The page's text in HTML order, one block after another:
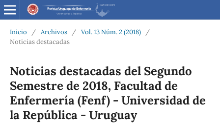
Inicio / Archivos / Vol. 13 Núm. 2 (2018)
/
Noticias destacadas
Noticias destacadas del Segundo
Semestre de 2018, Facultad de
Enfermería (Fenf) - Universidad de
la República - Uruguay